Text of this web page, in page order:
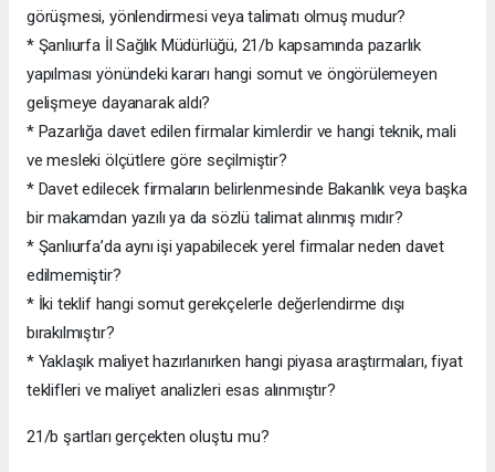
görüşmesi, yönlendirmesi veya talimatı olmuş mudur?
* Şanlıurfa İl Sağlık Müdürlüğü, 21/b kapsamında pazarlık
yapılması yönündeki kararı hangi somut ve öngörülemeyen
gelişmeye dayanarak aldı?
* Pazarlığa davet edilen firmalar kimlerdir ve hangi teknik, mali
ve mesleki ölçütlere göre seçilmiştir?
* Davet edilecek firmaların belirlenmesinde Bakanlık veya başka
bir makamdan yazılı ya da sözlü talimat alınmış mıdır?
* Şanlıurfa’da aynı işi yapabilecek yerel firmalar neden davet
edilmemiştir?
* İki teklif hangi somut gerekçelerle değerlendirme dışı
bırakılmıştır?
* Yaklaşık maliyet hazırlanırken hangi piyasa araştırmaları, fiyat
teklifleri ve maliyet analizleri esas alınmıştır?
21/b şartları gerçekten oluştu mu?